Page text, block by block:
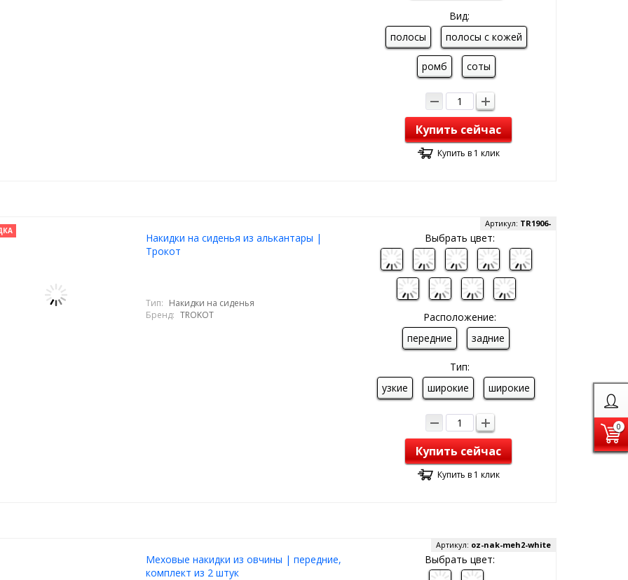
0
Вид:
полосы
полосы с кожей
ромб соты
Купить сейчас
Купить в 1 клик
Накидки на сиденья из алькантары |
Трокот
Артикул: TR1906-
Тип: Накидки на сиденья
Бренд: TROKOT
Выбрать цвет:
Расположение:
передние
задние
Тип:
узкие
широкие широкие
Купить сейчас
Купить в 1 клик
Меховые накидки из овчины | передние,
комплект из 2 штук
Артикул: oz-nak-meh2-white
Выбрать цвет: